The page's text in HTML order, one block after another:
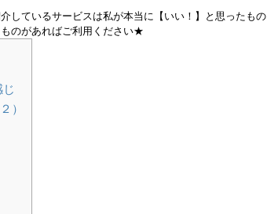
しているサービスは私が本当に【いい！】と思ったもの
のがあればご利用ください★
）